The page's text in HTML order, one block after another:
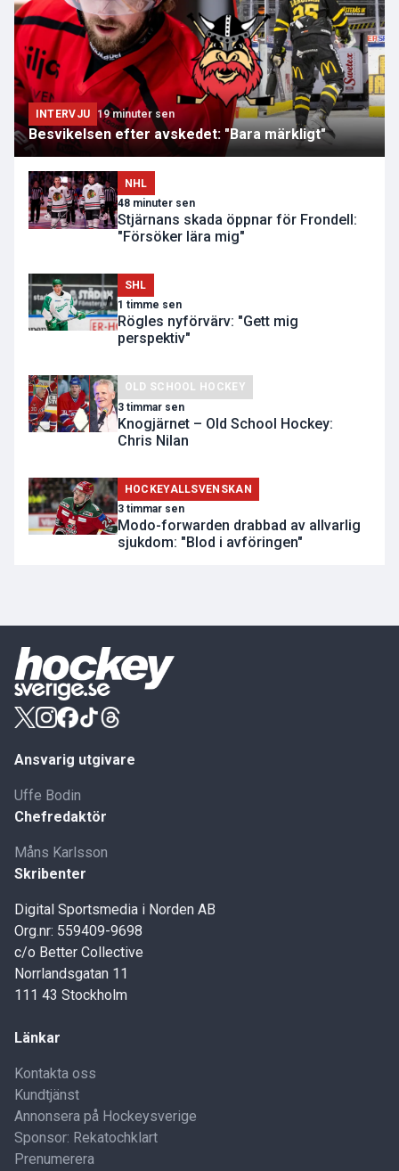
INTERVJU 19 minuter sen
Besvikelsen efter avskedet: "Bara märkligt"
NHL
48 minuter sen
Stjärnans skada öppnar för Frondell:
"Försöker lära mig"
SHL
1 timme sen
Rögles nyförvärv: "Gett mig
perspektiv"
OLD SCHOOL HOCKEY
3 timmar sen
Knogjärnet – Old School Hockey:
Chris Nilan
HOCKEYALLSVENSKAN
3 timmar sen
Modo-forwarden drabbad av allvarlig
sjukdom: "Blod i avföringen"
Ansvarig utgivare
Uffe Bodin
Chefredaktör
Måns Karlsson
Skribenter
Digital Sportsmedia i Norden AB
Org.nr: 559409-9698
c/o Better Collective
Norrlandsgatan 11
111 43 Stockholm
Länkar
Kontakta oss
Kundtjänst
Annonsera på Hockeysverige
Sponsor: Rekatochklart
Prenumerera